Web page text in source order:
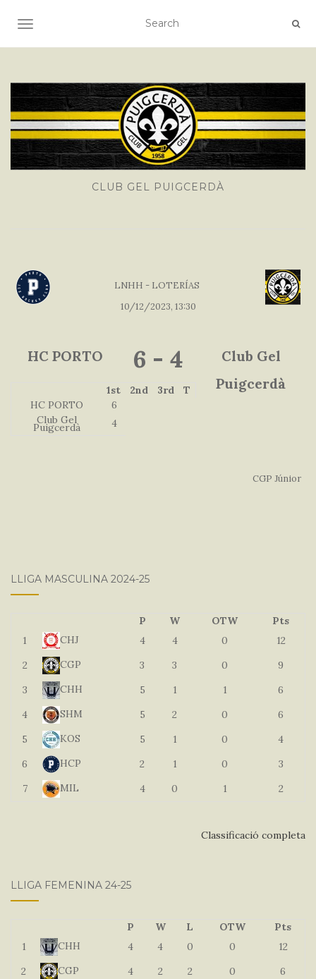
TOGGLE NAVIGATION
CLUB GEL PUIGCERDÀ
LNHH - LOTERÍAS
10/12/2023, 13:30
HC PORTO 6 - 4
Club Gel
Puigcerdà
1st 2nd 3rd
T
HC PORTO
6
Club Gel
Puigcerdà 4
CGP Júnior
LLIGA MASCULINA 2024-25
P W OTW
Pts
1
CHJ 4 4 0
12
2
CGP 3 3 0
9
3
CHH 5 1 1
6
4
SHM 5 2 0
6
5
KOS 5 1 0
4
6
HCP 2 1 0
3
7
MIL 4 0 1 2
Classificació completa
LLIGA FEMENINA 24-25
P W L OTW
Pts
1
CHH 4 4 0 0
12
2
CGP 4 2 2 0
6